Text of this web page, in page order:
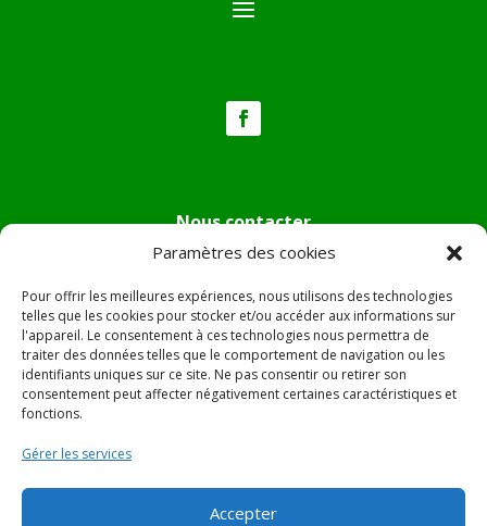
Paramètres des cookies
Pour offrir les meilleures expériences, nous utilisons des technologies
telles que les cookies pour stocker et/ou accéder aux informations sur
l'appareil. Le consentement à ces technologies nous permettra de
traiter des données telles que le comportement de navigation ou les
identifiants uniques sur ce site. Ne pas consentir ou retirer son
consentement peut affecter négativement certaines caractéristiques et
fonctions.
Gérer les services
Accepter
Nous contacter
Tél :04.95.36.24.02
Mail:
mairie.pietradiverde@wanadoo.fr
Adresse :Hôtel de ville de Pietra di Verde
Le village
20230 Pietra di Verde
© 2022 Mairie de Pietra Di Verde – Réalisation